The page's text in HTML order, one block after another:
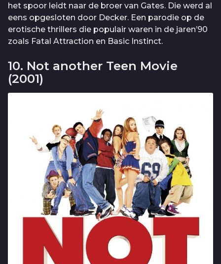
het spoor leidt naar de broer van Gates. Die werd al
eens opgesloten door Decker. Een parodie op de
erotische thrillers die populair waren in de jaren’90
zoals Fatal Attraction en Basic Instinct.
10. Not another Teen Movie
(2001)